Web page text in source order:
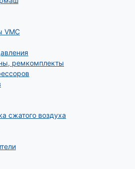
VMC
ремкомплекты
сжатого воздуха